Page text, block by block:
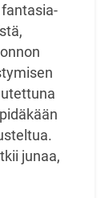
junaa,